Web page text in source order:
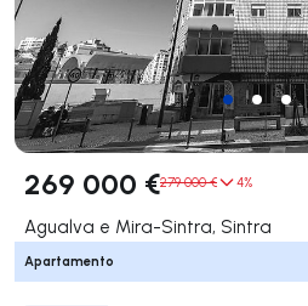
269 000 €279 000 € 4%
Agualva e Mira-Sintra, Sintra
Apartamento